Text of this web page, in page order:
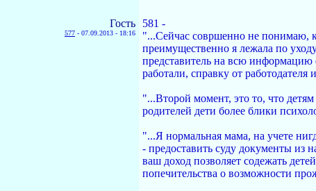
Гость
577 - 07.09.2013 - 18:16
581 -
"...Сейчас совршенно не понимаю,
преимущественно я лежала по
представитель на всю информацию
работали, справку от работодателя
"...Второй момент, это то, что
родителей дети более блики
"...Я нормальная мама, на учете
- предоставить суду документы из
ваш доход позволяет содежать
попечительства о возможности